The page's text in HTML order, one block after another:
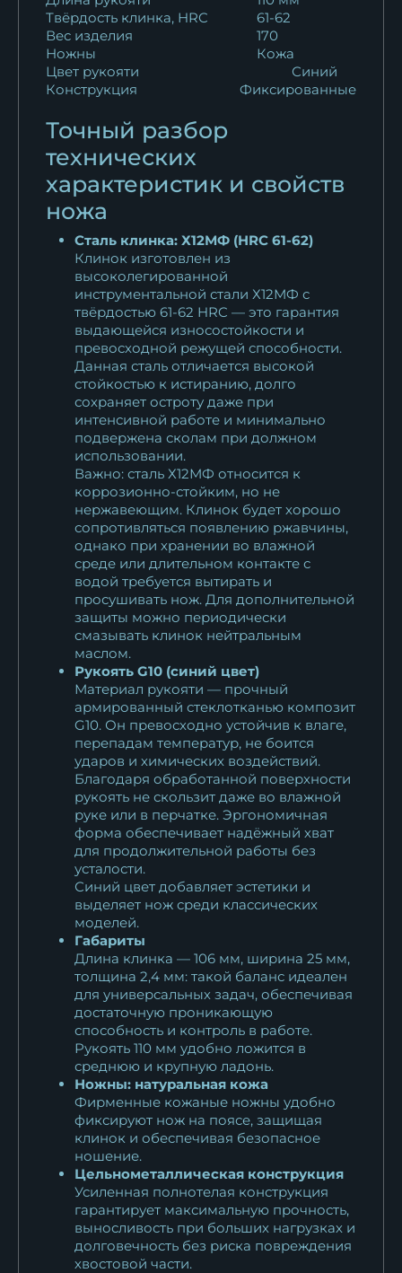
Твёрдость клинка, HRC
61-62
Вес изделия
170
Ножны
Кожа
Цвет рукояти
Синий
Конструкция
Фиксированные
Точный разбор
технических
характеристик и свойств
ножа
Сталь клинка: Х12МФ (HRC 61-62)
Клинок изготовлен из
высоколегированной
инструментальной стали Х12МФ с
твёрдостью 61-62 HRC — это гарантия
выдающейся износостойкости и
превосходной режущей способности.
Данная сталь отличается высокой
стойкостью к истиранию, долго
сохраняет остроту даже при
интенсивной работе и минимально
подвержена сколам при должном
использовании.
Важно: сталь Х12МФ относится к
коррозионно-стойким, но не
нержавеющим. Клинок будет хорошо
сопротивляться появлению ржавчины,
однако при хранении во влажной
среде или длительном контакте с
водой требуется вытирать и
просушивать нож. Для дополнительной
защиты можно периодически
смазывать клинок нейтральным
маслом.
Рукоять G10 (синий цвет)
Материал рукояти — прочный
армированный стеклотканью композит
G10. Он превосходно устойчив к влаге,
перепадам температур, не боится
ударов и химических воздействий.
Благодаря обработанной поверхности
рукоять не скользит даже во влажной
руке или в перчатке. Эргономичная
форма обеспечивает надёжный хват
для продолжительной работы без
усталости.
Синий цвет добавляет эстетики и
выделяет нож среди классических
моделей.
Габариты
Длина клинка — 106 мм, ширина 25 мм,
толщина 2,4 мм: такой баланс идеален
для универсальных задач, обеспечивая
достаточную проникающую
способность и контроль в работе.
Рукоять 110 мм удобно ложится в
среднюю и крупную ладонь.
Ножны: натуральная кожа
Фирменные кожаные ножны удобно
фиксируют нож на поясе, защищая
клинок и обеспечивая безопасное
ношение.
Цельнометаллическая конструкция
Усиленная полнотелая конструкция
гарантирует максимальную прочность,
выносливость при больших нагрузках и
долговечность без риска повреждения
хвостовой части.